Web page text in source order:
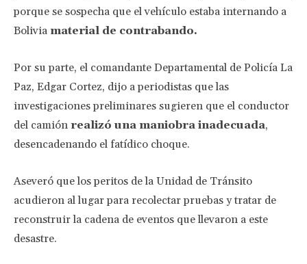
porque se sospecha que el vehículo estaba internando a
Bolivia material de contrabando.
Por su parte, el comandante Departamental de Policía La
Paz, Edgar Cortez, dijo a periodistas que las
investigaciones preliminares sugieren que el conductor
del camión realizó una maniobra inadecuada,
desencadenando el fatídico choque.
Aseveró que los peritos de la Unidad de Tránsito
acudieron al lugar para recolectar pruebas y tratar de
reconstruir la cadena de eventos que llevaron a este
desastre.